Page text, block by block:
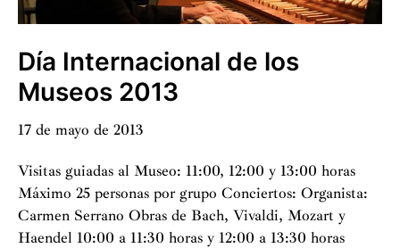
Día Internacional de los
Museos 2013
17 de mayo de 2013
Visitas guiadas al Museo: 11:00, 12:00 y 13:00 horas
Máximo 25 personas por grupo Conciertos: Organista:
Carmen Serrano Obras de Bach, Vivaldi, Mozart y
Haendel 10:00 a 11:30 horas y 12:00 a 13:30 horas